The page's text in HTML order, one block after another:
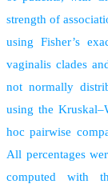
strength of
using Fisher’s
vaginalis clades
not normally
using the
hoc pairwise
All percentages
computed with